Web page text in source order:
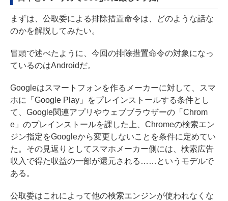
まずは、公取委による排除措置命令は、どのような話な
のかを解説してみたい。
冒頭で述べたように、今回の排除措置命令の対象になっ
ているのはAndroidだ。
Googleはスマートフォンを作るメーカーに対して、スマ
ホに「Google Play」をプレインストールする条件とし
て、Google関連アプリやウェブブラウザーの「Chrom
e」のプレインストールを課した上、Chromeの検索エン
ジン指定をGoogleから変更しないことを条件に定めてい
た。その見返りとしてスマホメーカー側には、検索広告
収入で得た収益の一部が還元される……というモデルで
ある。
公取委はこれによって他の検索エンジンが使われなくな